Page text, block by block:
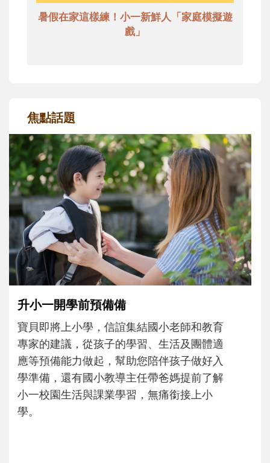
暑假在家這樣練！小一新鮮人「家庭模擬遊
戲」
焦點話題
和孩子一起長大的那個男人│讀懂父親的
不同模樣
沒有人天生就擅長當爸爸！男人總是在一次
次「前所未有」的體驗中，跟著孩子一起長
大。從給予安全感的肢體遊戲，到獨立自
主、角色認同及解決問題的能力養成。爸爸
正嘗試用不同的模樣，參與孩子每個重要的